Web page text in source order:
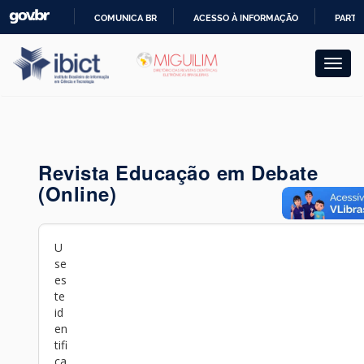
navigation
PARA
O
COMUNICA BR ACESSO À INFORMAÇÃO
Revista Educação em Debate
(Online)
U
se
es
te
id
en
tifi
ca